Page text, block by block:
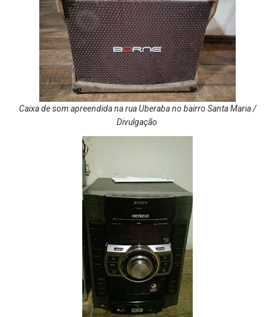
Caixa de som apreendida na rua Uberaba no bairro Santa Maria /
Divulgação